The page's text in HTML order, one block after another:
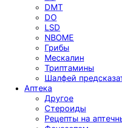
DMT
DO
LSD
NBOME
Грибы
Мескалин
Триптамины
Шалфей
Аптека
Другое
Стероиды
Рецепты на